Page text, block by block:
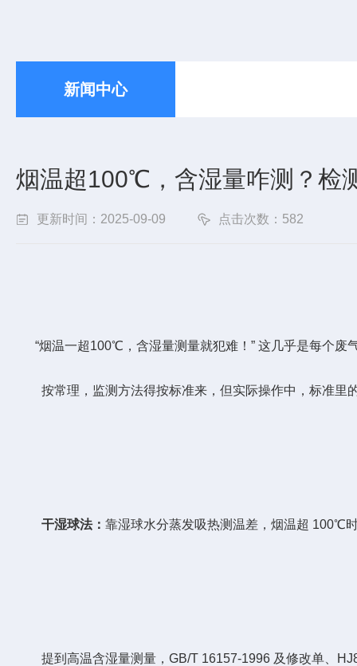
新闻中心
烟温超100℃，含湿量咋测？检
更新时间：2025-09-09 点击次数：582
“烟温一超100℃，含湿量测量就犯难！” 这几乎是每个废
按常理，监测方法得按标准来，但实际操作中，标准里的
干湿球法： 靠湿球水分蒸发吸热测温差，烟温超 100℃
提到高温含湿量测量，GB/T 16157-1996 及修改单、